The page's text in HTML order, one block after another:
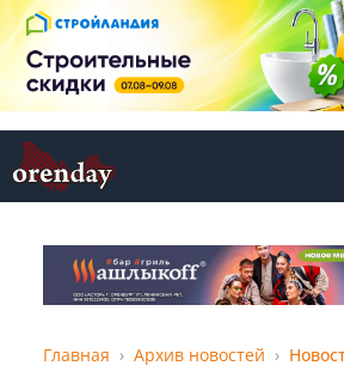
Главная Архив новостей